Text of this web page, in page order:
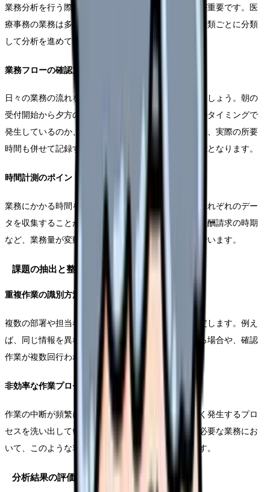
業務分析を行う際には、まず全体像を把握することが重要です。医
療事務の業務は多岐にわたるため、部門ごとや業務種類ごとに分類
して分析を進めていくことをお勧めします。
業務フローの確認方法
日々の業務の流れを時系列で整理することから始めましょう。朝の
受付開始から夕方の締めまで、どのような業務がどのタイミングで
発生しているのか、詳細に記録していきます。この際、実際の所要
時間も併せて記録することで、より正確な分析が可能となります。
時間計測のポイント
業務にかかる時間を計測する際は、通常期と繁忙期それぞれのデー
タを収集することが重要です。月初めや月末、診療報酬請求の時期
など、業務量が変動する時期も考慮に入れて分析を行います。
課題の抽出と整理
重複作業の識別方法
複数の部署や担当者間で発生している重複作業を特定します。例え
ば、同じ情報を異なるシステムに複数回入力している場合や、確認
作業が複数回行われているケースなどが該当します。
非効率な作業プロセスの特定
作業の中断が頻繁に発生する業務や、待ち時間が多く発生するプロ
セスを洗い出していきます。特に部門間での連携が必要な業務にお
いて、このような非効率が生じやすい傾向にあります。
分析結果の評価方法